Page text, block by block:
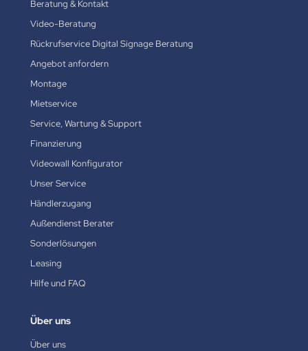
Beratung & Kontakt
Video-Beratung
Rückrufservice Digital Signage Beratung
Angebot anfordern
Montage
Mietservice
Service, Wartung & Support
Finanzierung
Videowall Konfigurator
Unser Service
Händlerzugang
Außendienst Berater
Sonderlösungen
Leasing
Hilfe und FAQ
Über uns
Über uns